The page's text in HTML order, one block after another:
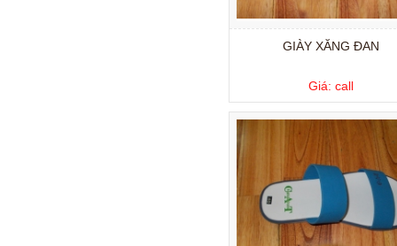
GIÀY XĂNG ĐAN
Giá: call